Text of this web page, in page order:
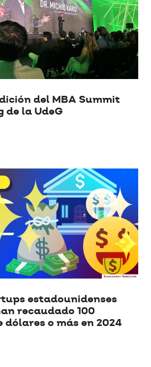
del MBA Summit
de la UdeG
estadounidenses
recaudado 100
dólares o más en 2024